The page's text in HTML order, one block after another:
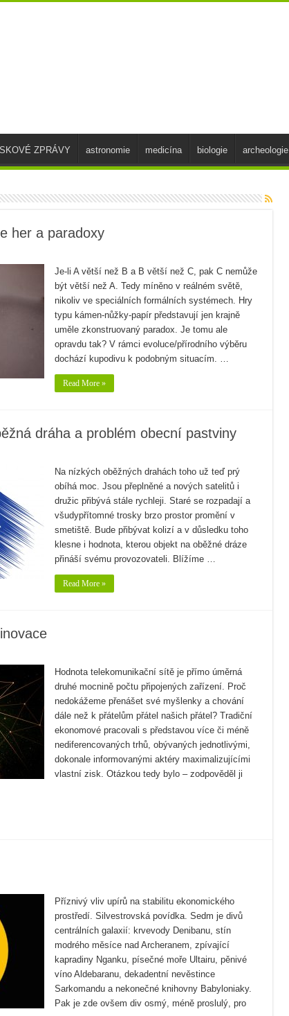
ZPRÁVY astronomie medicína biologie archeologie
her a paradoxy
Je-li A větší než B a B větší než C, pak C nemůže
být větší než A. Tedy míněno v reálném světě,
nikoliv ve speciálních formálních systémech. Hry
typu kámen-nůžky-papír představují jen krajně
uměle zkonstruovaný paradox. Je tomu ale
opravdu tak? V rámci evoluce/přírodního výběru
dochází kupodivu k podobným situacím. …
Read More »
dráha a problém obecní pastviny
Na nízkých oběžných drahách toho už teď prý
obíhá moc. Jsou přeplněné a nových satelitů i
družic přibývá stále rychleji. Staré se rozpadají a
všudypřítomné trosky brzo prostor promění v
smetiště. Bude přibývat kolizí a v důsledku toho
klesne i hodnota, kterou objekt na oběžné dráze
přináší svému provozovateli. Blížíme …
Read More »
Hodnota telekomunikační sítě je přímo úměrná
druhé mocnině počtu připojených zařízení. Proč
nedokážeme přenášet své myšlenky a chování
dále než k přátelům přátel našich přátel? Tradiční
ekonomové pracovali s představou více či méně
nediferencovaných trhů, obývaných jednotlivými,
dokonale informovanými aktéry maximalizujícími
vlastní zisk. Otázkou tedy bylo – zodpověděl ji
Příznivý vliv upírů na stabilitu ekonomického
prostředí. Silvestrovská povídka. Sedm je divů
centrálních galaxií: krvevody Denibanu, stín
modrého měsíce nad Archeranem, zpívající
kapradiny Nganku, písečné moře Ultairu, pěnivé
víno Aldebaranu, dekadentní nevěstince
Sarkomandu a nekonečné knihovny Babyloniaky.
Pak je zde ovšem div osmý, méně proslulý, pro